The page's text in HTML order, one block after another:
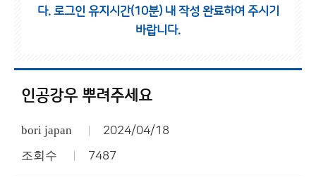
다. 로그인 유지시간(10분) 내 작성 완료하여 주시기
바랍니다.
인공강우 뿌려주세요
bori japan 2024/04/18
조회수 7487